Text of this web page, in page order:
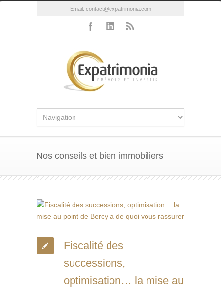
Email: contact@expatrimonia.com
Nos conseils et bien immobiliers
Fiscalité des
successions,
optimisation… la mise au